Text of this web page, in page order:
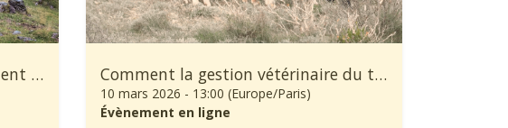
Comment les zones humides jouent un rôle déterminant pour le pastoralisme ? Comment la gestion vétérinaire du troupeau peut-elle protéger la biodiversité ?
10 mars 2026 - 13:00 (Europe/Paris)
Évènement en ligne